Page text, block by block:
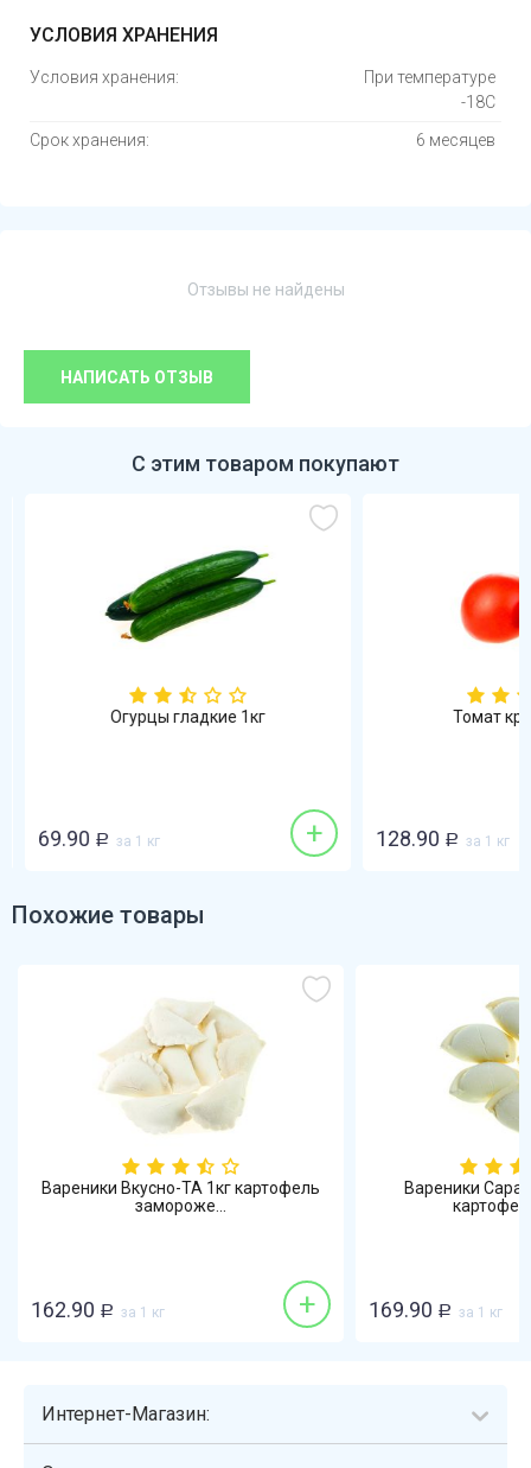
УСЛОВИЯ ХРАНЕНИЯ
Условия хранения:
При температуре
-18С
Срок хранения:
6 месяцев
Отзывы не найдены
НАПИСАТЬ ОТЗЫВ
С этим товаром покупают
Огурцы гладкие 1кг
69.90 Р за 1 кг +
Томат
128.90 Р за 1 кг
Похожие товары
Вареники Вкусно-ТА 1кг картофель
замороже...
162.90 Р за 1 кг +
Вареники
169.90 Р за 1 кг
Интернет-Магазин: